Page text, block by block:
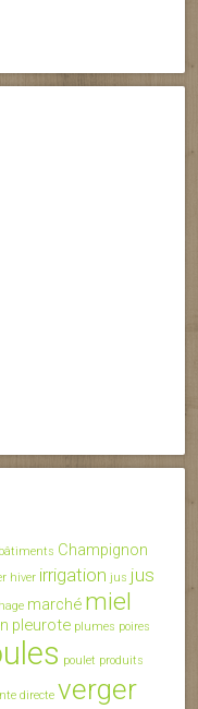
bâtiments Champignon
hiver irrigation jus jus
marché miel
pleurote plumes poires
poulet produits
directe verger